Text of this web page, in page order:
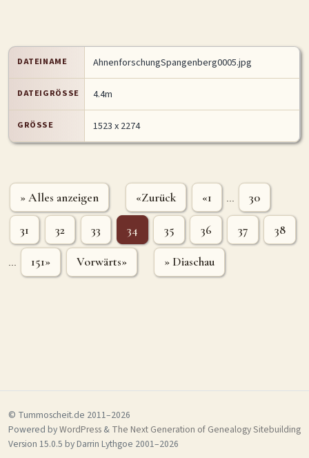
DATEINAME AhnenforschungSpangenberg0005.jpg
DATEIGRÖSSE 4.4m
GRÖSSE 1523 x 2274
» Alles anzeigen «Zurück «1 30
31 32 33 34 35 36 37 38
... 151» Vorwärts» » Diaschau
© Tummoscheit.de 2011–2026
Powered byWordPress & The Next Generation of Genealogy Sitebuilding
Version 15.0.5 by Darrin Lythgoe 2001–2026